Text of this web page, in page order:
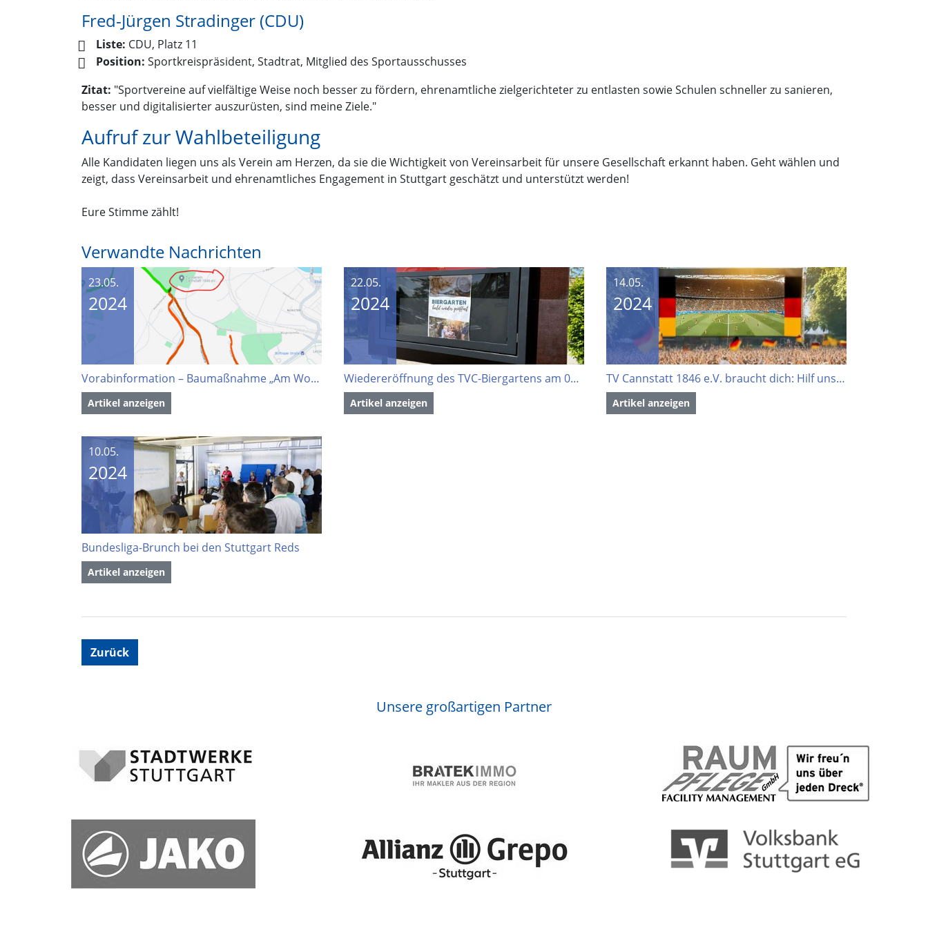
Fred-Jürgen Stradinger (CDU)
Liste: CDU, Platz 11
Position: Sportkreispräsident, Stadtrat, Mitglied des Sportausschusses
Zitat: "Sportvereine auf vielfältige Weise noch besser zu fördern, ehrenamtliche zielgerichteter zu entlasten sowie Schulen schneller zu sanieren,
besser und digitalisierter auszurüsten, sind meine Ziele."
Aufruf zur Wahlbeteiligung
Alle Kandidaten liegen uns als Verein am Herzen, da sie die Wichtigkeit von Vereinsarbeit für unsere Gesellschaft erkannt haben. Geht wählen und
zeigt, dass Vereinsarbeit und ehrenamtliches Engagement in Stuttgart geschätzt und unterstützt werden!
Eure Stimme zählt!
Verwandte Nachrichten
23.05.
2024
Vorabinformation – Baumaßnahme „Am Wolfersberg“
Artikel anzeigen
22.05.
2024
Wiedereröffnung des TVC-Biergartens am 03.06.24
Artikel anzeigen
14.05.
2024
TV Cannstatt 1846 e.V. braucht dich: Hilf uns, die EM zu feiern!
Artikel anzeigen
10.05.
2024
Bundesliga-Brunch bei den Stuttgart Reds
Artikel anzeigen
Zurück
Unsere großartigen Partner